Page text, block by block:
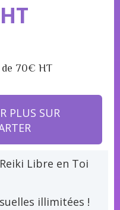
de 70€ HT
PLUS SUR
Libre en Toi
illimitées !